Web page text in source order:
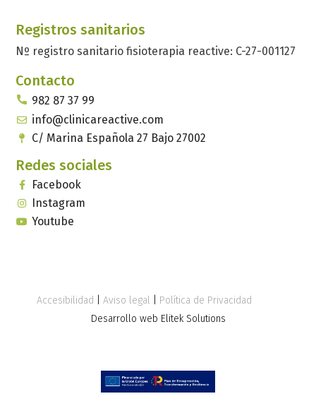
Registros sanitarios
Nº registro sanitario fisioterapia reactive: C-27-001127
Contacto
982 87 37 99
info@clinicareactive.com
C/ Marina Española 27 Bajo 27002
Redes sociales
Facebook
Instagram
Youtube
Accesibilidad Aviso legal
Política de Privacidad
Desarrollo web Elitek Solutions